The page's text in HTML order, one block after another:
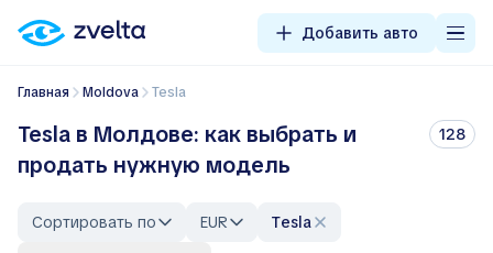
Добавить авто
Главная Moldova Tesla
Tesla в Молдове: как выбрать и
продать нужную модель
128
Сортировать по EUR
Tesla